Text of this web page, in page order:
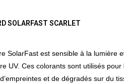
SOLARFAST SCARLET
SolarFast est sensible à la lumière
UV. Ces colorants sont utilisés
et de dégradés sur du